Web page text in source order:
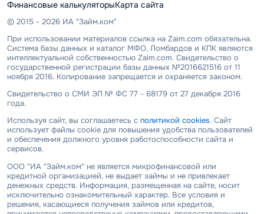
Финансовые калькуляторыКарта сайта
© 2015 - 2026 ИА "Займ.ком"
При использовании материалов ссылка на Zaim.com обязательна.
Система базы данных и каталог МФО, Ломбардов и КПК являются
интеллектуальной собственностью Zaim.com. Свидетельство о
государственной регистрации базы данных №2016621516 от 11
ноября 2016. Копирование запрещается и охраняется законом.
Свидетельство о СМИ ЭЛ № ФС 77 - 68179 от 27 декабря 2016
года.
Используя сайт, вы соглашаетесь с политикой cookies. Сайт
использует файлы cookie для повышения удобства пользователей
и обеспечения должного уровня работоспособности сайта и
сервисов.
ООО "ИА "Займ.ком" не является микрофинансовой или
кредитной организацией, не выдает займы и не привлекает
денежных средств. Информация, размещенная на сайте, носит
исключительно ознакомительный характер. Все условия и
решения, касающиеся получения займов или кредитов,